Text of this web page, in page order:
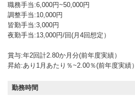
職務手当:6,000円~50,000円
調整手当:10,000円
皆勤手当:3,000円
夜勤手当:13,000円/回(月4回想定）
賞与:年2回計2.80か月分(前年度実績）
昇給:あり1月あたり％~2.00％(前年度実績）
勤務時間